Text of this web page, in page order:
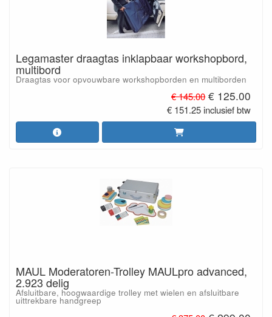
Legamaster draagtas inklapbaar workshopbord,
multibord
Draagtas voor opvouwbare workshopborden en multiborden
€ 145.00 € 125.00
€ 151.25 inclusief btw
MAUL Moderatoren-Trolley MAULpro advanced,
2.923 delig
Afsluitbare, hoogwaardige trolley met wielen en afsluitbare
uittrekbare handgreep